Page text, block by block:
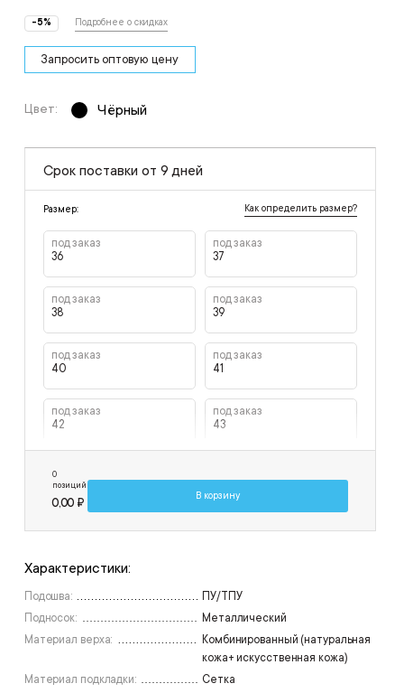
-5% Подробнее о скидках
Запросить оптовую цену
Цвет: Чёрный
Срок поставки от 9 дней
Размер: Как определить размер?
под заказ
36
под заказ
37
под заказ
38
под заказ
39
под заказ
40
под заказ
41
под заказ
42
под заказ
43
44
45
под заказ
48
0
позиций
0,00 ₽
В корзину
Характеристики:
Подошва:
ПУ/ТПУ
Подносок:
Металлический
Материал верха:
Комбинированный (натуральная
кожа+ искусственная кожа)
Материал подкладки:
Сетка